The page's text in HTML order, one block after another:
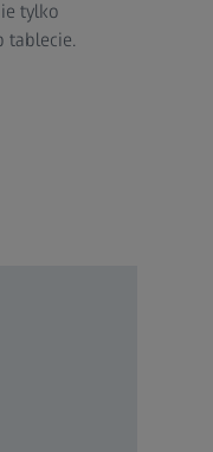
tylko
tablecie.